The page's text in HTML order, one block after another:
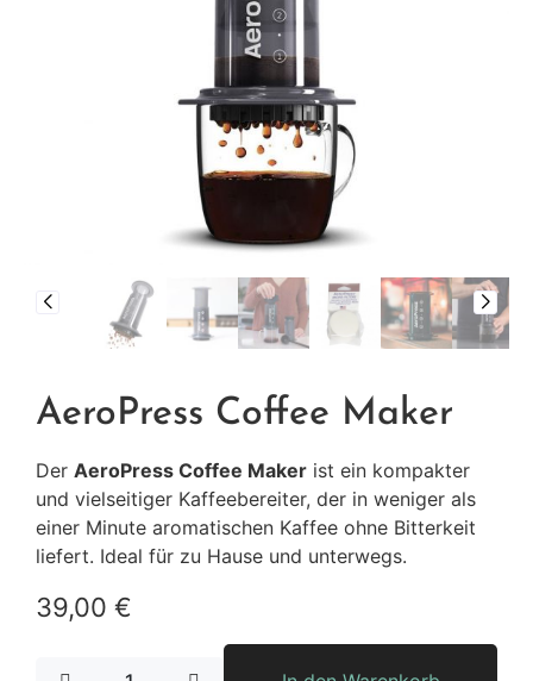
AeroPress Coffee Maker
Der AeroPress Coffee Maker ist ein kompakter
und vielseitiger Kaffeebereiter, der in weniger als
einer Minute aromatischen Kaffee ohne Bitterkeit
liefert. Ideal für zu Hause und unterwegs.
39,00 €